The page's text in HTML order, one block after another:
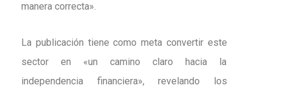
manera correcta».
La publicación tiene como meta convertir este
sector en «un camino claro hacia la
independencia financiera», revelando los